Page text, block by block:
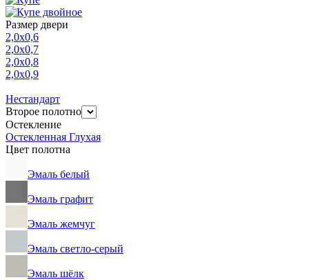
Размер двери
2,0х0,6
2,0х0,7
2,0х0,8
2,0х0,9
Нестандарт
Второе полотно
Остекление
Остекленная Глухая
Цвет полотна
Эмаль белый
Эмаль графит
Эмаль жемчуг
Эмаль светло-серый
Эмаль шёлк